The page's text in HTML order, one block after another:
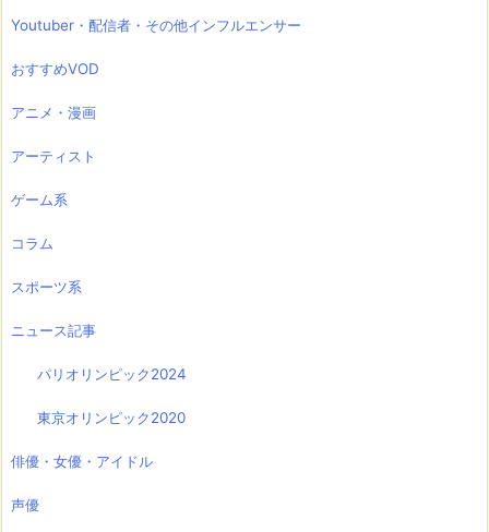
Youtuber・配信者・その他インフルエンサー
おすすめVOD
アニメ・漫画
アーティスト
ゲーム系
コラム
スポーツ系
ニュース記事
パリオリンピック2024
東京オリンピック2020
俳優・女優・アイドル
声優